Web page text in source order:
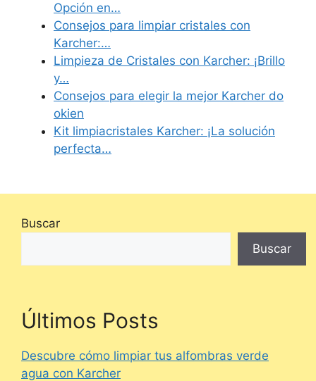
Opción en…
Consejos para limpiar cristales con
Karcher:…
Limpieza de Cristales con Karcher: ¡Brillo
y…
Consejos para elegir la mejor Karcher do
okien
Kit limpiacristales Karcher: ¡La solución
perfecta…
Buscar
Buscar
Últimos Posts
Descubre cómo limpiar tus alfombras verde
agua con Karcher